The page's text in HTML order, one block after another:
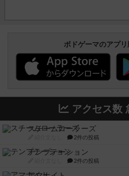
ボドゲーマのアプリ
アクセス数
スチームローラーズ
2件の投稿
テンプテーション
2件の投稿